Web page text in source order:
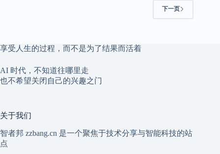
下一页
享受人生的过程，而不是为了结果而活着
AI 时代，不知道往哪里走
也不希望关闭自己的兴趣之门
关于我们
智者邦 zzbang.cn 是一个聚焦于技术分享与智能科技的站
点